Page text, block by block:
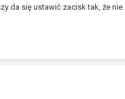
da się ustawić zacisk tak, że